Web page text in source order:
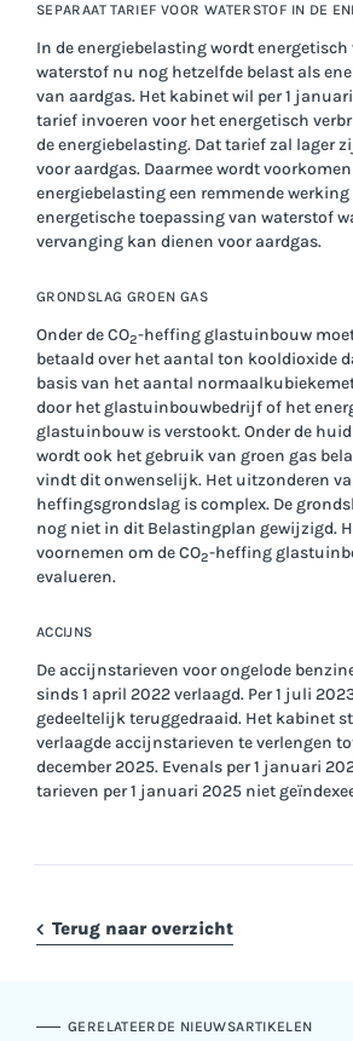
SEPARAAT TARIEF VOOR WATERSTOF IN DE
In de energiebelasting wordt
waterstof nu nog hetzelfde belast als
van aardgas. Het kabinet wil per 1
tarief invoeren voor het energetisch
de energiebelasting. Dat tarief zal lager
voor aardgas. Daarmee wordt
energiebelasting een remmende werking
energetische toepassing van waterstof
vervanging kan dienen voor aardgas.
GRONDSLAG GROEN GAS
Onder de CO2-heffing glastuinbouw
betaald over het aantal ton kooldioxide
basis van het aantal
door het glastuinbouwbedrijf of het
glastuinbouw is verstookt. Onder de
wordt ook het gebruik van groen gas
vindt dit onwenselijk. Het uitzonderen
heffingsgrondslag is complex. De
nog niet in dit Belastingplan gewijzigd.
voornemen om de CO2-heffing
evalueren.
ACCIJNS
De accijnstarieven voor ongelode
sinds 1 april 2022 verlaagd. Per 1 juli
gedeeltelijk teruggedraaid. Het kabinet
verlaagde accijnstarieven te verlengen
december 2025. Evenals per 1 januari
tarieven per 1 januari 2025 niet
Terug naar overzicht
GERELATEERDE NIEUWSARTIKELEN